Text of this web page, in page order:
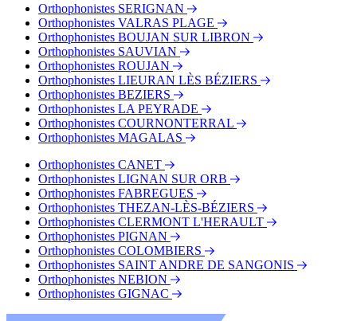
Orthophonistes SERIGNAN
Orthophonistes VALRAS PLAGE
Orthophonistes BOUJAN SUR LIBRON
Orthophonistes SAUVIAN
Orthophonistes ROUJAN
Orthophonistes LIEURAN LÈS BÉZIERS
Orthophonistes BEZIERS
Orthophonistes LA PEYRADE
Orthophonistes COURNONTERRAL
Orthophonistes MAGALAS
Orthophonistes CANET
Orthophonistes LIGNAN SUR ORB
Orthophonistes FABREGUES
Orthophonistes THEZAN-LÈS-BÉZIERS
Orthophonistes CLERMONT L'HERAULT
Orthophonistes PIGNAN
Orthophonistes COLOMBIERS
Orthophonistes SAINT ANDRE DE SANGONIS
Orthophonistes NEBION
Orthophonistes GIGNAC